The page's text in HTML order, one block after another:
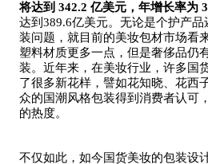
将达到 342.2 亿美元，年增长率为
达到389.6亿美元。无论是个护产
装问题，就目前的美妆包材市场看
塑料材质更多一点，但是奢侈品仍
装。近年来，在美妆行业，许多国
了很多新花样，譬如花知晓、花西
众的国潮风格包装得到消费者认可
的热度。
不仅如此，如今国货美妆的包装设